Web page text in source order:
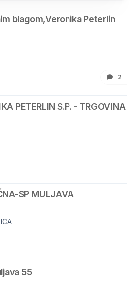
blagom,Veronika Peterlin
2
PETERLIN S.P. - TRGOVINA
SP MULJAVA
55